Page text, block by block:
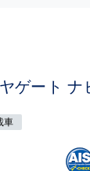
ゲート ナ
車